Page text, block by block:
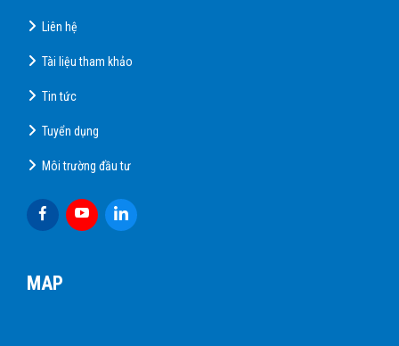
Liên hệ
Tài liệu tham khảo
Tin tức
Tuyển dụng
Môi trường đầu tư
MAP